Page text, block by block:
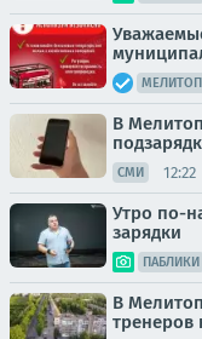
В
СМИ 12:22
Утро по-
зарядки
ПАБЛИКИ
В
тренеров